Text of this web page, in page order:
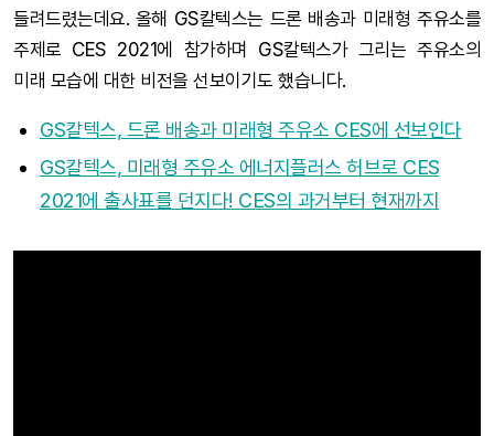
들려드렸는데요. 올해 GS칼텍스는 드론 배송과 미래형 주유소를
주제로 CES 2021에 참가하며 GS칼텍스가 그리는 주유소의
미래 모습에 대한 비전을 선보이기도 했습니다.
GS칼텍스, 드론 배송과 미래형 주유소 CES에 선보인다
GS칼텍스, 미래형 주유소 에너지플러스 허브로 CES
2021에 출사표를 던지다! CES의 과거부터 현재까지